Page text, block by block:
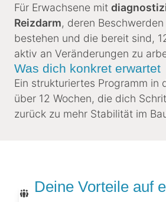
Für Erwachsene mit
Reizdarm, deren
bestehen und die bereit sind,
aktiv an Veränderungen zu
Was dich konkret erwartet
Ein strukturiertes Programm in
über 12 Wochen, die dich
zurück zu mehr Stabilität im
Deine Vorteile auf